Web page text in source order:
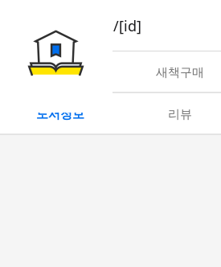
book/rent/[id]
대여 새책구매
도서정보 리뷰